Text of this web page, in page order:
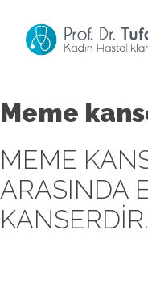
Meme
MEME
ARASINDA
KANSERDIR.